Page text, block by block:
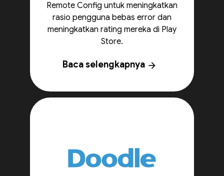
Remote Config untuk meningkatkan
rasio pengguna bebas error dan
meningkatkan rating mereka di Play
Store.
Baca selengkapnya arrow_forward